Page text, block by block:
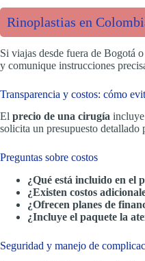
Rinoplastias en
Si viajas desde fuera de Bogotá
y comunique instrucciones
Transparencia y costos: cómo
El precio de una cirugía
solicita un presupuesto detallado
Preguntas sobre costos
¿Qué está incluido en el
¿Existen costos
¿Ofrecen planes de
¿Incluye el paquete la
Seguridad y manejo de